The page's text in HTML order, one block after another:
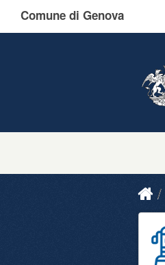
Comune di Genova